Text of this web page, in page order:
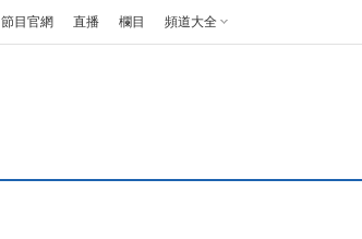
節目官網 直播 欄目 頻道大全